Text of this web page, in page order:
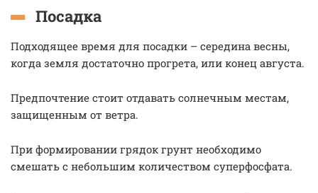
Посадка
Подходящее время для посадки – середина весны,
когда земля достаточно прогрета, или конец августа.
Предпочтение стоит отдавать солнечным местам,
защищенным от ветра.
При формировании грядок грунт необходимо
смешать с небольшим количеством суперфосфата.